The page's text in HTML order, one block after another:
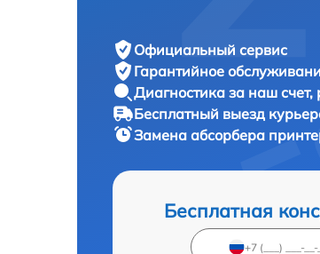
Официальный сервис
Гарантийное
Диагностика за наш счет,
Бесплатный выезд
Замена абсорбера
Бесплатная